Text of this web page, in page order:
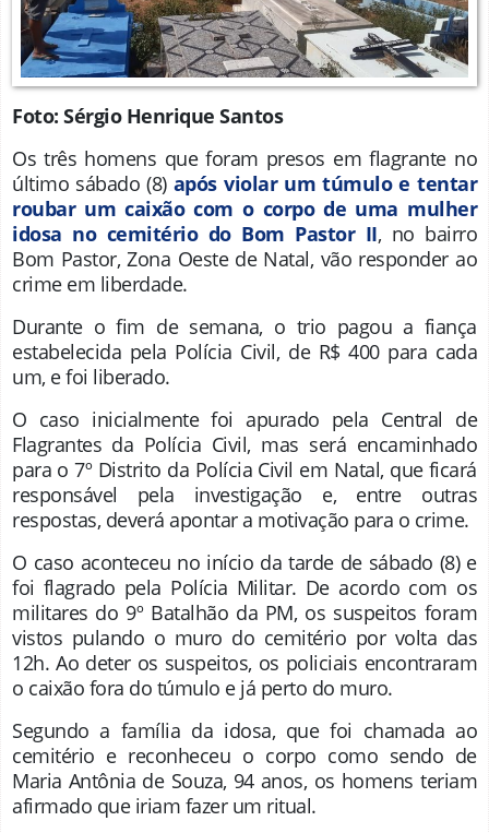
Foto: Sérgio Henrique Santos
Os três homens que foram presos em flagrante no
último sábado (8) após violar um túmulo e tentar
roubar um caixão com o corpo de uma mulher
idosa no cemitério do Bom Pastor II, no bairro
Bom Pastor, Zona Oeste de Natal, vão responder ao
crime em liberdade.
Durante o fim de semana, o trio pagou a fiança
estabelecida pela Polícia Civil, de R$ 400 para cada
um, e foi liberado.
O caso inicialmente foi apurado pela Central de
Flagrantes da Polícia Civil, mas será encaminhado
para o 7º Distrito da Polícia Civil em Natal, que ficará
responsável pela investigação e, entre outras
respostas, deverá apontar a motivação para o crime.
O caso aconteceu no início da tarde de sábado (8) e
foi flagrado pela Polícia Militar. De acordo com os
militares do 9º Batalhão da PM, os suspeitos foram
vistos pulando o muro do cemitério por volta das
12h. Ao deter os suspeitos, os policiais encontraram
o caixão fora do túmulo e já perto do muro.
Segundo a família da idosa, que foi chamada ao
cemitério e reconheceu o corpo como sendo de
Maria Antônia de Souza, 94 anos, os homens teriam
afirmado que iriam fazer um ritual.